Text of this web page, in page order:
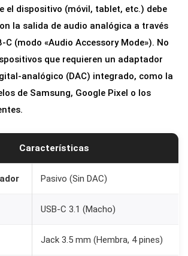
el dispositivo (móvil, tablet, etc.) debe
la salida de audio analógica a través
C (modo «Audio Accessory Mode»). No
que requieren un adaptador
analógico (DAC) integrado, como la
de Samsung, Google Pixel o los
Características
Pasivo (Sin DAC)
USB-C 3.1 (Macho)
Jack 3.5 mm (Hembra, 4 pines)